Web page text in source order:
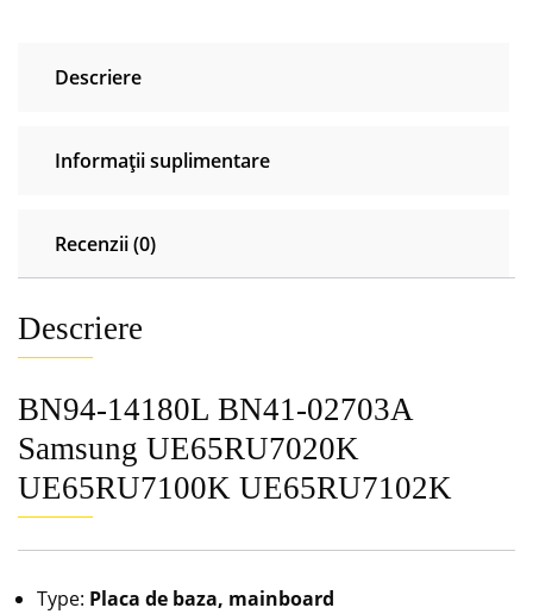
Descriere
Informații suplimentare
Recenzii (0)
Descriere
BN94-14180L BN41-02703A
Samsung UE65RU7020K
UE65RU7100K UE65RU7102K
Type: Placa de baza, mainboard